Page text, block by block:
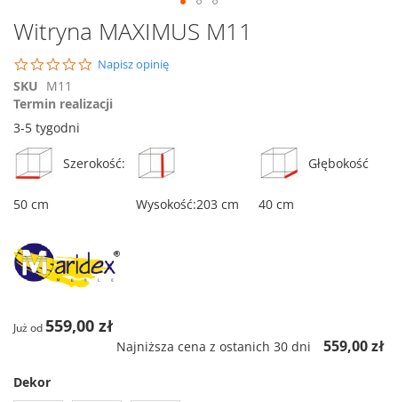
Przejdź
na
początek
galerii
Witryna MAXIMUS M11
0.0
Napisz opinię
SKU M11
Termin realizacji
3-5 tygodni
Szerokość:
50 cm Wysokość:203 cm
Głębokość
40 cm
Już od559,00 zł
Najniższa cena z ostanich 30 dni 559,00 zł
Dekor